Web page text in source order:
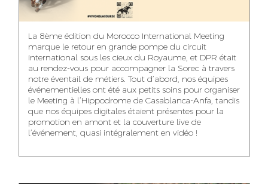
FINANCIAL
MANAGER
ACCOUNT
MANAGER
BOUDAR
ART DIRECTOR
FATIMA ZAHRA
DEBBAGH
ACCOUNT
MOHAMED
HARRATIA
DIGITAL MANAGER
NABILA SAMOUN
MEDIA ANALYST
La 8ème édition du Morocco International Meeting
marque le retour en grande pompe du circuit
international sous les cieux du Royaume, et DPR était
au rendez-vous pour accompagner la Sorec à travers
notre éventail de métiers. Tout d’abord, nos équipes
événementielles ont été aux petits soins pour organiser
le Meeting à l’Hippodrome de Casablanca-Anfa, tandis
que nos équipes digitales étaient présentes pour la
promotion en amont et la couverture live de
l’événement, quasi intégralement en vidéo !